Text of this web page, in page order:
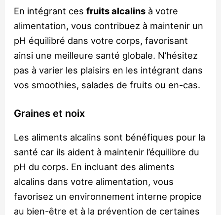
En intégrant cesfruits alcalins à votre
alimentation, vous contribuez à maintenir un
pH équilibré dans votre corps, favorisant
ainsi une meilleure santé globale. N’hésitez
pas à varier les plaisirs en les intégrant dans
vos smoothies, salades de fruits ou en-cas.
Graines et noix
Les aliments alcalins sont bénéfiques pour la
santé car ils aident à maintenir l’équilibre du
pH du corps. En incluant des aliments
alcalins dans votre alimentation, vous
favorisez un environnement interne propice
au bien-être et à la prévention de certaines